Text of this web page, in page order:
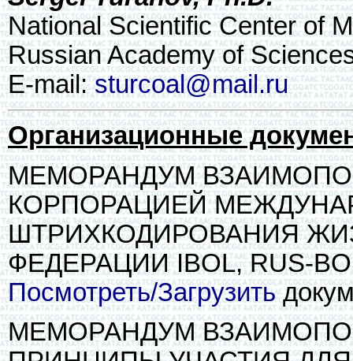
National Scientific Center of
Russian Academy of
E-mail:sturcoal@mail.ru
Организационные
МЕМОРАНДУМ
КОРПОРАЦИЕЙ
ШТРИХКОДИРОВАНИЯ
ФЕДЕРАЦИИ IBOL, RUS-
Посмотреть/Загрузить
МЕМОРАНДУМ